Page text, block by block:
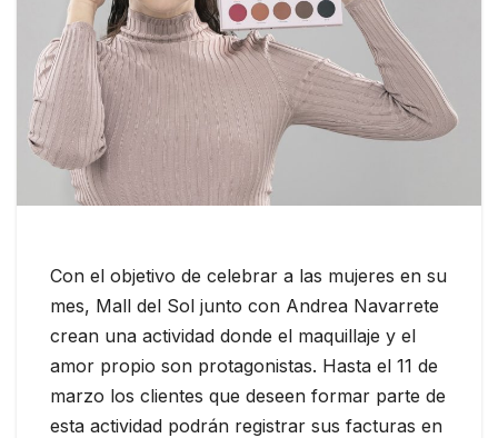
Con el objetivo de celebrar a las mujeres en su
mes, Mall del Sol junto con Andrea Navarrete
crean una actividad donde el maquillaje y el
amor propio son protagonistas. Hasta el 11 de
marzo los clientes que deseen formar parte de
esta actividad podrán registrar sus facturas en